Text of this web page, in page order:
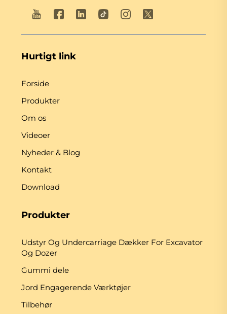
Hurtigt link
Forside
Produkter
Om os
Videoer
Nyheder & Blog
Kontakt
Download
Produkter
Udstyr Og Undercarriage Dækker For Excavator
Og Dozer
Gummi dele
Jord Engagerende Værktøjer
Tilbehør